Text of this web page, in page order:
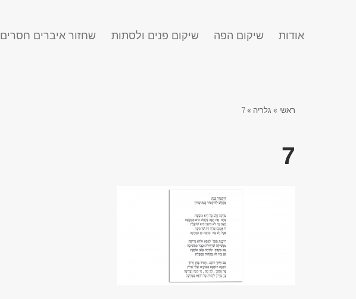
אודות שיקום הפה שיקום פנים ולסתות שחזור איברים חסרים
ראשי » גלריה »
7
7